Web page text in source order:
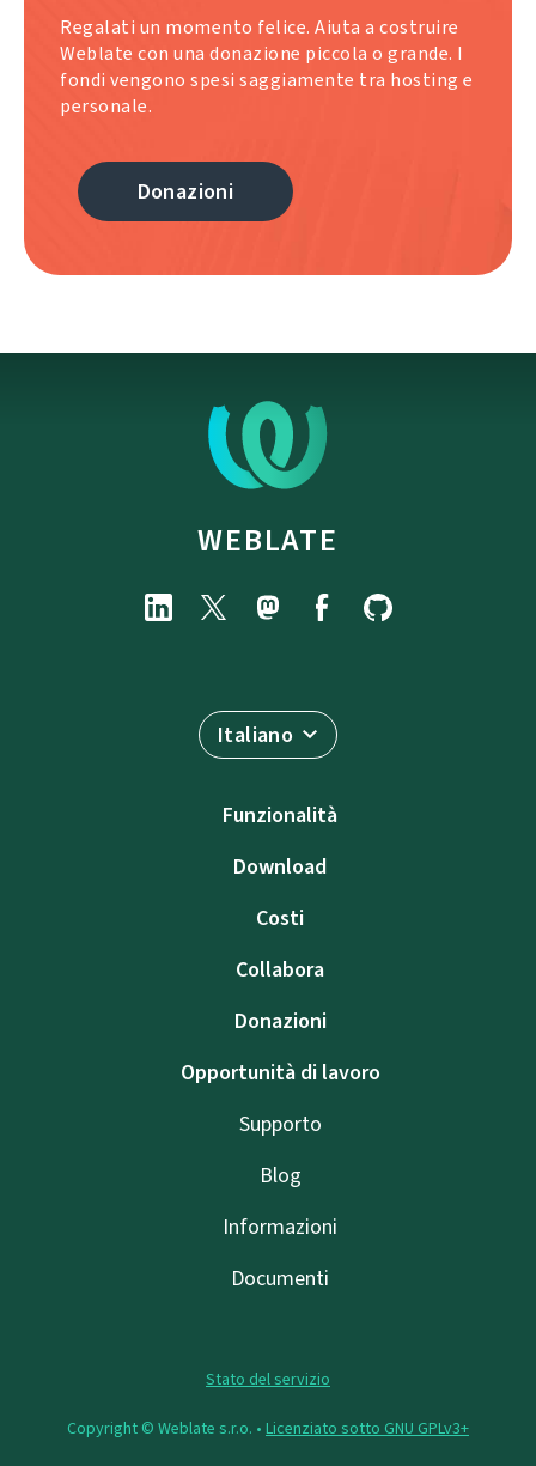
Regalati un momento felice. Aiuta a costruire
Weblate con una donazione piccola o grande. I
fondi vengono spesi saggiamente tra hosting e
personale.
Donazioni
WEBLATE
Italiano
Funzionalità
Download
Costi
Collabora
Donazioni
Opportunità di lavoro
Supporto
Blog
Informazioni
Documenti
Stato del servizio
Copyright © Weblate s.r.o. • Licenziato sotto GNU GPLv3+